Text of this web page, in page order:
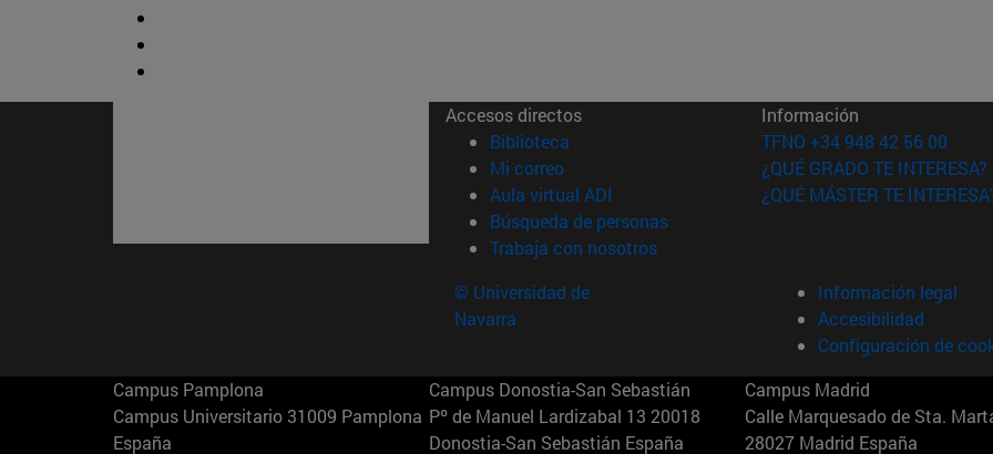
Accesos directos
Biblioteca (abre en nueva ventana)
Mi correo(abre en nueva ventana)
Aula virtual ADI (abre en nueva ventana)
Búsqueda de personas(abre en nueva ventana)
Trabaja con nosotros(abre en nueva ventana)
Información
TFNO +34 948 42 56 00
¿QUÉ GRADO TE INTERESA?
¿QUÉ MÁSTER TE
© Universidad de
Navarra
Información legal
Accesibilidad
Configuración de
Campus Pamplona
Campus Universitario 31009 Pamplona
España
Campus Donostia-San Sebastián
Pº de Manuel Lardizabal 13 20018
Donostia-San Sebastián España
Campus Madrid
Calle Marquesado de Sta.
28027 Madrid España